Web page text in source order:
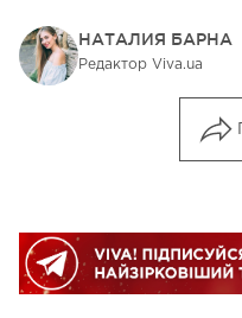
НАТАЛИЯ БАРНА
Редактор Viva.ua